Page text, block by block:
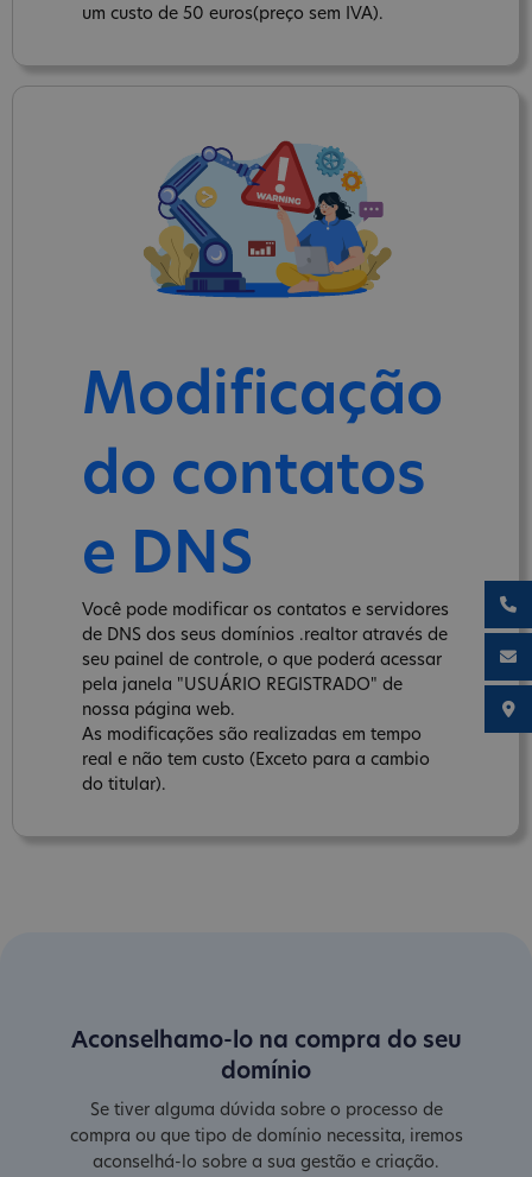
um custo de 50 euros(preço sem IVA).
Modificação
do contatos
e DNS
Você pode modificar os contatos e servidores
de DNS dos seus domínios .realtor através de
seu painel de controle, o que poderá acessar
pela janela "USUÁRIO REGISTRADO" de
nossa página web.
As modificações são realizadas em tempo
real e não tem custo (Exceto para a cambio
do titular).
Aconselhamo-lo na compra do seu
domínio
Se tiver alguma dúvida sobre o processo de
compra ou que tipo de domínio necessita, iremos
aconselhá-lo sobre a sua gestão e criação.